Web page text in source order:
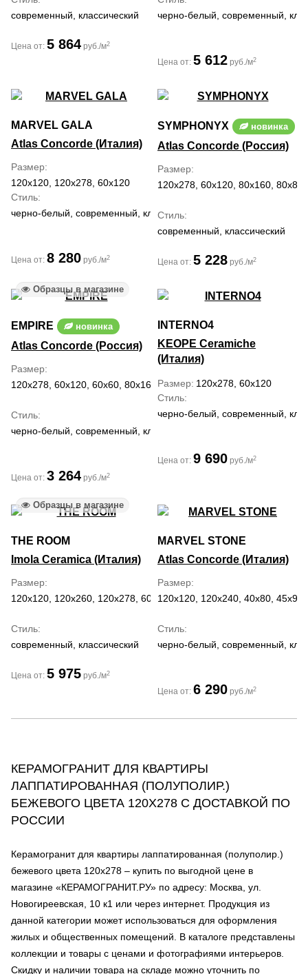
современный, классический
Цена от: 5 864 руб./м2
черно-белый, современный,
Цена от: 5 612 руб./м2
MARVEL GALA
Atlas Concorde (Италия)
Размер
120x120, 120x278, 60x120
Стиль
черно-белый, современный, классический, средиземноморский
Цена от: 8 280 руб./м2
SYMPHONYX новинка
Atlas Concorde (Россия)
Размер
120x278, 60x120, 80x160, 80x80
Стиль
современный, классический
Цена от: 5 228 руб./м2
Образцы в магазине
EMPIRE новинка
Atlas Concorde (Россия)
Размер
120x278, 60x120, 60x60, 80x160
Стиль
черно-белый, современный, классический, ар деко
Цена от: 3 264 руб./м2
INTERNO4
KEOPE Ceramiche
(Италия)
Размер 120x278, 60x120
Стиль
черно-белый, современный,
Цена от: 9 690 руб./м2
Образцы в магазине
THE ROOM
Imola Ceramica (Италия)
Размер
120x120, 120x260, 120x278, 60x120, 60x60
Стиль
современный, классический
Цена от: 5 975 руб./м2
MARVEL STONE
Atlas Concorde (Италия)
Размер
120x120, 120x240, 40x80,
Стиль
черно-белый, современный,
Цена от: 6 290 руб./м2
КЕРАМОГРАНИТ ДЛЯ КВАРТИРЫ
ЛАППАТИРОВАННАЯ (ПОЛУПОЛИР.)
БЕЖЕВОГО ЦВЕТА 120Х278 С ДОСТАВКОЙ ПО
РОССИИ
Керамогранит для квартиры лаппатированная (полуполир.)
бежевого цвета 120х278 – купить по выгодной цене в
магазине «КЕРАМОГРАНИТ.РУ» по адресу: Москва, ул.
Новогиреевская, 10 к1 или через интернет. Продукция из
данной категории может использоваться для оформления
жилых и общественных помещений. В каталоге представлены
коллекции и товары с ценами и фотографиями интерьеров.
Скидку и наличии товара на складе можно уточнить по